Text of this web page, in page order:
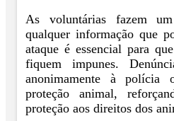
As voluntárias fazem
qualquer informação que
ataque é essencial para
fiquem impunes.
anonimamente à
proteção animal,
proteção aos direitos dos